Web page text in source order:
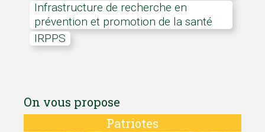
Infrastructure de recherche en
prévention et promotion de la santé
IRPPS
On vous propose
Patriotes